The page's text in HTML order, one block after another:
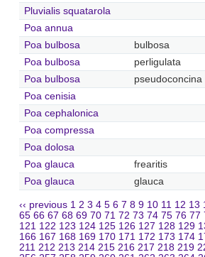
Pluvialis squatarola
Poa annua
Poa bulbosa
bulbosa
Poa bulbosa
perligulata
Poa bulbosa
pseudoconcina
Poa cenisia
Poa cephalonica
Poa compressa
Poa dolosa
Poa glauca
frearitis
Poa glauca
glauca
‹‹ previous 1 2 3 4 5 6 7 8 9 10 11 12 13
65 66 67 68 69 70 71 72 73 74 75 76 77
121 122 123 124 125 126 127 128 129
166 167 168 169 170 171 172 173 174
211 212 213 214 215 216 217 218 219